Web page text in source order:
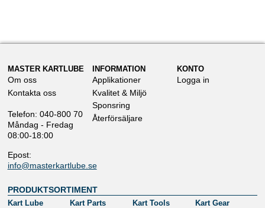
MASTER KARTLUBE
Om oss
Kontakta oss
Telefon: 040-800 70
Måndag - Fredag
08:00-18:00
Epost:
info@masterkartlube.se
KONTO
Logga in
INFORMATION
Applikationer
Kvalitet & Miljö
Sponsring
Återförsäljare
PRODUKTSORTIMENT
Kart Lube
Kart Parts
Kart Tools
Kart Gear